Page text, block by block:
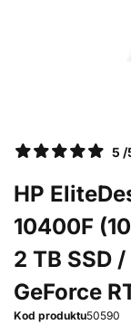
5 /
HP
10400F
2 TB SSD
GeForce
Kod produktu50590